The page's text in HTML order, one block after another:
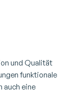
und Qualität
funktionale
auch eine